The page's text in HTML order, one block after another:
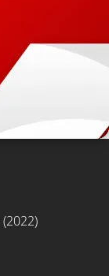
(2022)